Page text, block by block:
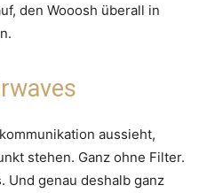
den Wooosh überall in
aussieht,
stehen. Ganz ohne Filter.
Und genau deshalb ganz